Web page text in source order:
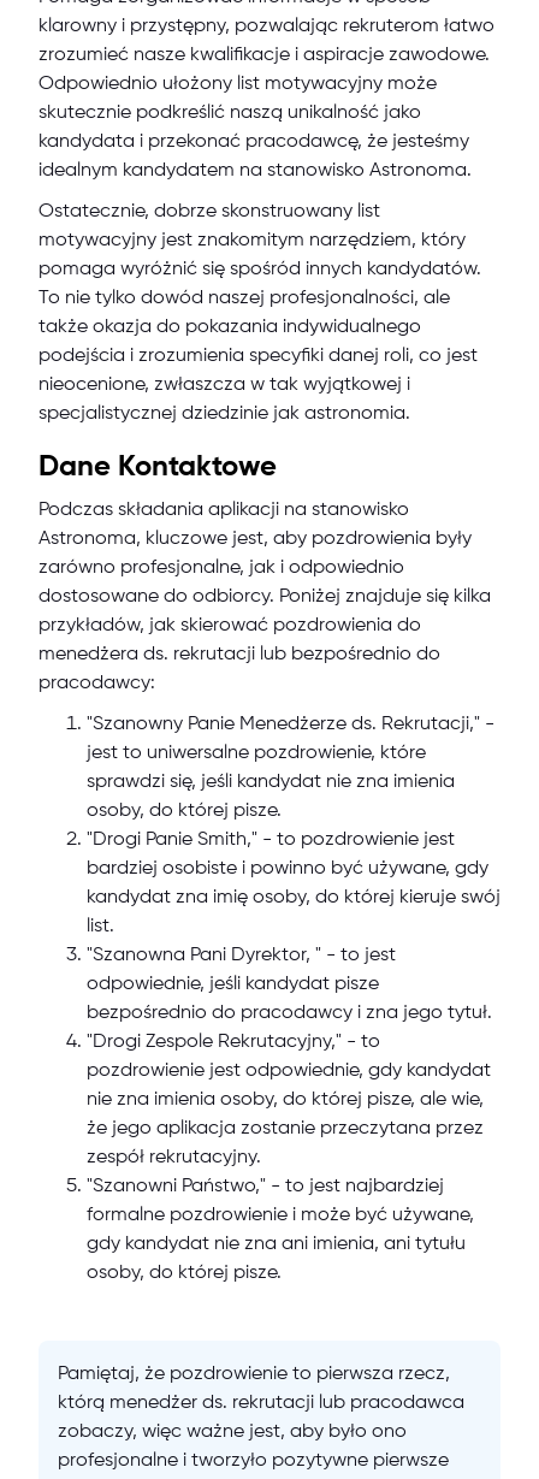
klarowny i przystępny, pozwalając rekruterom łatwo
zrozumieć nasze kwalifikacje i aspiracje zawodowe.
Odpowiednio ułożony list motywacyjny może
skutecznie podkreślić naszą unikalność jako
kandydata i przekonać pracodawcę, że jesteśmy
idealnym kandydatem na stanowisko Astronoma.
Ostatecznie, dobrze skonstruowany list
motywacyjny jest znakomitym narzędziem, który
pomaga wyróżnić się spośród innych kandydatów.
To nie tylko dowód naszej profesjonalności, ale
także okazja do pokazania indywidualnego
podejścia i zrozumienia specyfiki danej roli, co jest
nieocenione, zwłaszcza w tak wyjątkowej i
specjalistycznej dziedzinie jak astronomia.
Dane Kontaktowe
Podczas składania aplikacji na stanowisko
Astronoma, kluczowe jest, aby pozdrowienia były
zarówno profesjonalne, jak i odpowiednio
dostosowane do odbiorcy. Poniżej znajduje się kilka
przykładów, jak skierować pozdrowienia do
menedżera ds. rekrutacji lub bezpośrednio do
pracodawcy:
"Szanowny Panie Menedżerze ds. Rekrutacji," -
jest to uniwersalne pozdrowienie, które
sprawdzi się, jeśli kandydat nie zna imienia
osoby, do której pisze.
"Drogi Panie Smith," - to pozdrowienie jest
bardziej osobiste i powinno być używane, gdy
kandydat zna imię osoby, do której kieruje swój
list.
"Szanowna Pani Dyrektor, " - to jest
odpowiednie, jeśli kandydat pisze
bezpośrednio do pracodawcy i zna jego tytuł.
"Drogi Zespole Rekrutacyjny," - to
pozdrowienie jest odpowiednie, gdy kandydat
nie zna imienia osoby, do której pisze, ale wie,
że jego aplikacja zostanie przeczytana przez
zespół rekrutacyjny.
"Szanowni Państwo," - to jest najbardziej
formalne pozdrowienie i może być używane,
gdy kandydat nie zna ani imienia, ani tytułu
osoby, do której pisze.
Pamiętaj, że pozdrowienie to pierwsza rzecz,
którą menedżer ds. rekrutacji lub pracodawca
zobaczy, więc ważne jest, aby było ono
profesjonalne i tworzyło pozytywne pierwsze